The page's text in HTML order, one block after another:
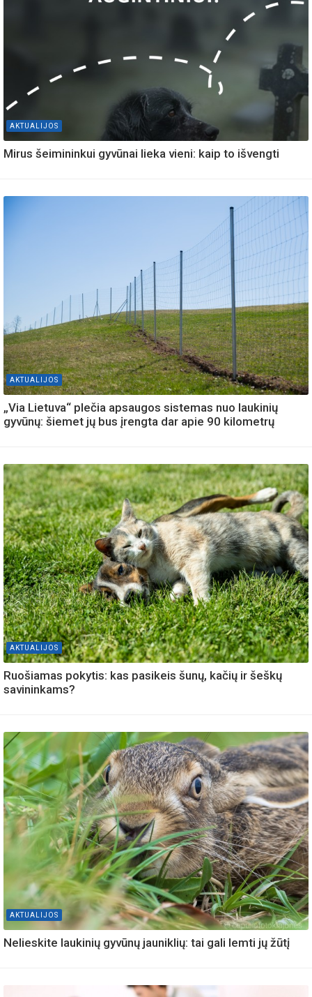
AKTUALIJOS
Mirus šeimininkui gyvūnai lieka vieni: kaip to išvengti
AKTUALIJOS
„Via Lietuva“ plečia apsaugos sistemas nuo laukinių
gyvūnų: šiemet jų bus įrengta dar apie 90 kilometrų
AKTUALIJOS
Ruošiamas pokytis: kas pasikeis šunų, kačių ir šeškų
savininkams?
AKTUALIJOS
Nelieskite laukinių gyvūnų jauniklių: tai gali lemti jų žūtį